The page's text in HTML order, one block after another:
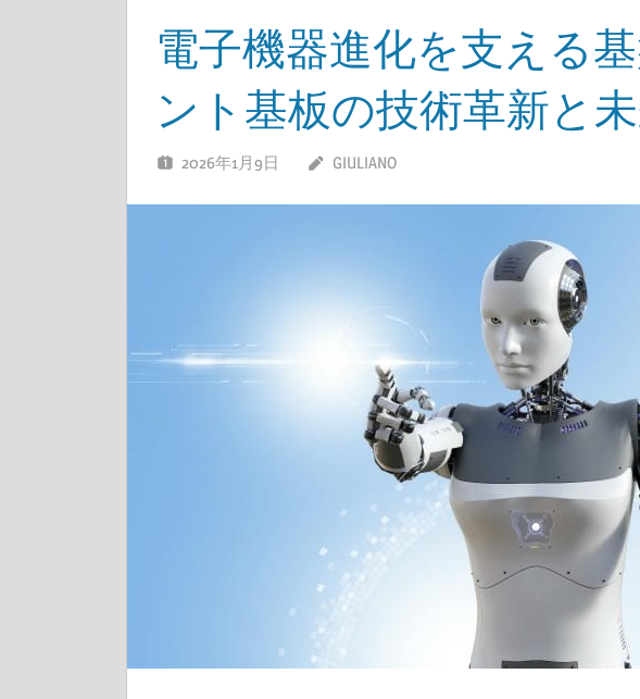
電子機器進化を支える
ント基板の技術革新と
2026年1月9日 GIULIANO